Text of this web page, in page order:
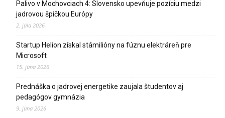
Palivo v Mochovciach 4: Slovensko upevňuje pozíciu medzi
jadrovou špičkou Európy
2. júla 2026
Startup Helion získal stámilióny na fúznu elektráreň pre
Microsoft
15. júna 2026
Prednáška o jadrovej energetike zaujala študentov aj
pedagógov gymnázia
9. júna 2026